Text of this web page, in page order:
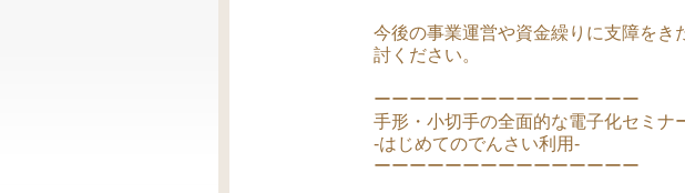
今後の事業運営や資金繰りに支障をき
討ください。
ーーーーーーーーーーーーーーー
手形・小切手の全面的な電子化セミナ
-はじめてのでんさい利用-
ーーーーーーーーーーーーーーー